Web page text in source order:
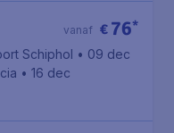
€ 76*
vanaf
Schiphol • 09 dec
• 16 dec